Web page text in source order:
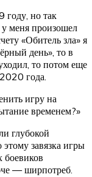
но так
меня произошел
«Обитель зла» я
день», то в
то потом еще
года.
игру на
временем?»
глубокой
этому завязка игры
боевиков
— ширпотреб.